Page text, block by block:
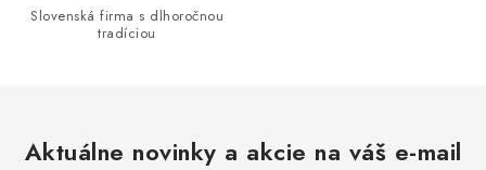
Slovenská firma s dlhoročnou
tradíciou
Aktuálne novinky a akcie na váš e-mail